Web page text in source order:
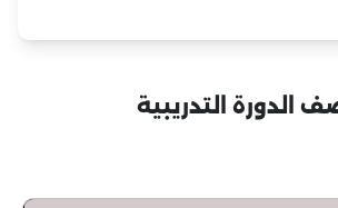
الدورة التدريبية